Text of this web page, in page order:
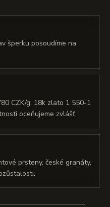
šperku posoudíme na
CZK/g, 18k zlato 1 550-1
oceňujeme zvlášť.
prsteny, české granáty,